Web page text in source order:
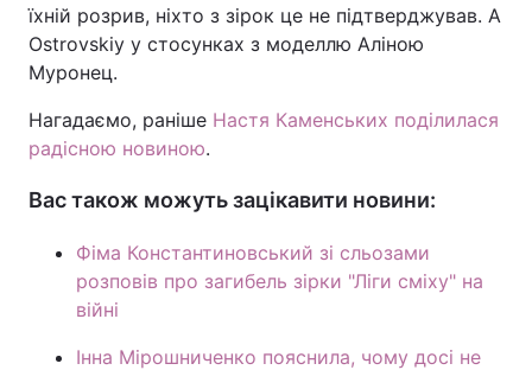
їхній розрив, ніхто з зірок це не підтверджував. А
Ostrovskiy у стосунках з моделлю Аліною
Муронец.
Нагадаємо, раніше Настя Каменських поділилася
радісною новиною.
Вас також можуть зацікавити новини:
Фіма Константиновський зі сльозами
розповів про загибель зірки "Ліги сміху" на
війні
Інна Мірошниченко пояснила, чому досі не